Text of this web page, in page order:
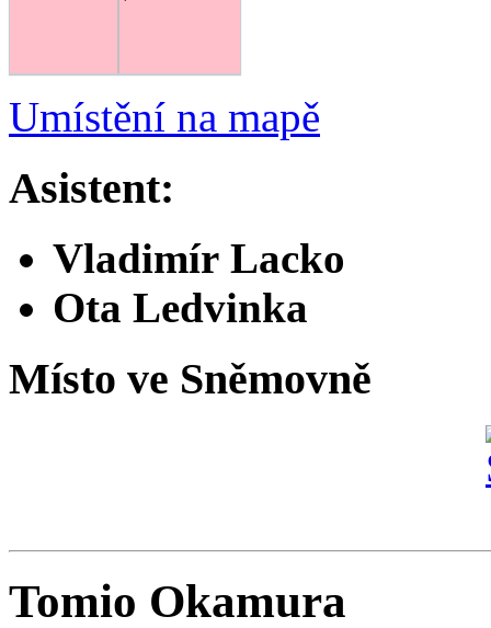
Umístění na mapě
Asistent:
Vladimír Lacko
Ota Ledvinka
Místo ve Sněmovně
Tomio Okamura